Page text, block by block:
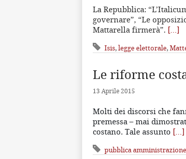
La Repubblica:
governare”, “Le
Mattarella firmerà”. […]
Isis,legge elettorale,
Le riforme
13 Aprile 2015
Molti dei discorsi che
premessa – mai
costano. Tale assunto […]
pubblica amministrazione